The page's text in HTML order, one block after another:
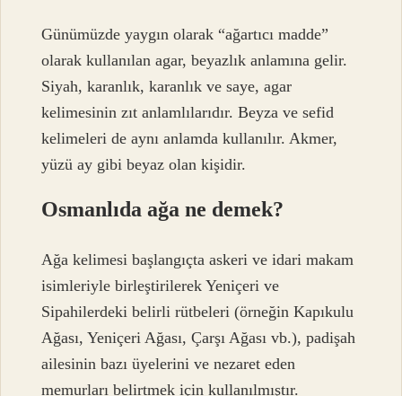
Günümüzde yaygın olarak “ağartıcı madde”
olarak kullanılan agar, beyazlık anlamına gelir.
Siyah, karanlık, karanlık ve saye, agar
kelimesinin zıt anlamlılarıdır. Beyza ve sefid
kelimeleri de aynı anlamda kullanılır. Akmer,
yüzü ay gibi beyaz olan kişidir.
Osmanlıda ağa ne demek?
Ağa kelimesi başlangıçta askeri ve idari makam
isimleriyle birleştirilerek Yeniçeri ve
Sipahilerdeki belirli rütbeleri (örneğin Kapıkulu
Ağası, Yeniçeri Ağası, Çarşı Ağası vb.), padişah
ailesinin bazı üyelerini ve nezaret eden
memurları belirtmek için kullanılmıştır.